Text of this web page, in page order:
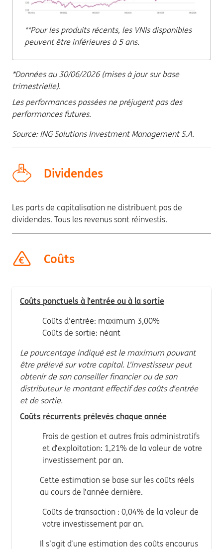
**Pour les produits récents, les VNIs disponibles
peuvent être inférieures à 5 ans.
*Données au 30/06/2026 (mises à jour sur base
trimestrielle).
Les performances passées ne préjugent pas des
performances futures.
Source: ING Solutions Investment Management S.A.
Dividendes
Les parts de capitalisation ne distribuent pas de
dividendes. Tous les revenus sont réinvestis.
Coûts
Coûts ponctuels à l’entrée ou à la sortie
Coûts d'entrée: maximum 3,00%
Coûts de sortie: néant
Le pourcentage indiqué est le maximum pouvant
être prélevé sur votre capital. L’investisseur peut
obtenir de son conseiller financier ou de son
distributeur le montant effectif des coûts d’entrée
et de sortie.
Coûts récurrents prélevés chaque année
Frais de gestion et autres frais administratifs
et d’exploitation: 1,21% de la valeur de votre
investissement par an.
Cette estimation se base sur les coûts réels
au cours de l’année dernière.
Coûts de transaction : 0,04% de la valeur de
votre investissement par an.
Il s’agit d’une estimation des coûts encourus